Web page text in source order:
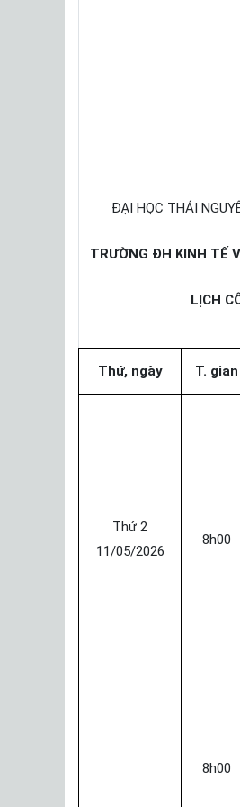
ĐẠI HỌC THÁI
TRƯỜNG ĐH KINH TẾ
LỊCH
Thứ, ngày T. gian
Thứ 2
11/05/2026
8h00
8h00